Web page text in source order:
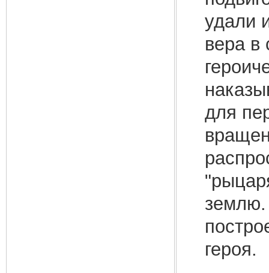
удали
вера в
для
землю.
героя.